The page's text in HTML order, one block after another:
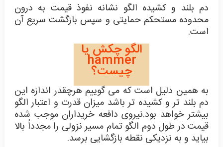
دم بلند و کشیده الگو نشانه نفوذ قیمت به درون
محدوده مستحکم حمایتی و سپس بازگشت سریع آن
است.
الگو چکش یا
hammer
چیست؟
به همین دلیل است که می گوییم هرچقدر اندازه این
دم بلند تر و کشیده تر باشد میزان قدرت و اعتبار الگو
بیشتر خواهد بود.نیروی دافعه خریداران موجب شده
قیمت در طول دوم الگو تمام مسیر نزولی را مجدداً بالا
بیاید و به نزدیکی نقطه بازگشایی برسد.